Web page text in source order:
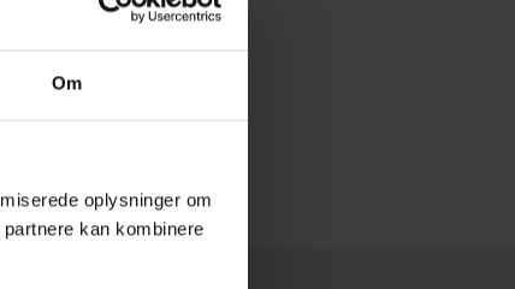
Om
oplysninger om
kan kombinere